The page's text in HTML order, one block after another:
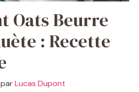
Oats Beurre
: Recette
parLucas Dupont